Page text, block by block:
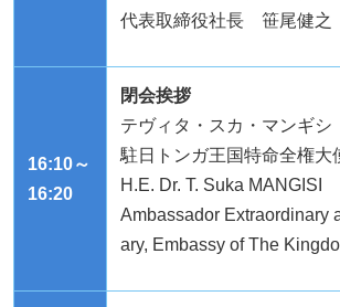
代表取締役社長 笹尾健之
16:10～
16:20
閉会挨拶
テヴィタ・スカ・マンギ
駐日トンガ王国特命全権大
H.E. Dr. T. Suka MANGISI
Ambassador Extraordinary
ary, Embassy of The